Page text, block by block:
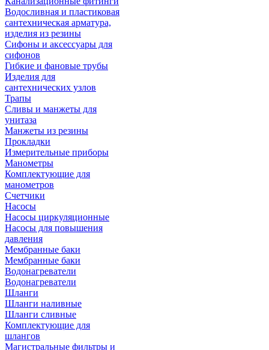
Водосливная и пластиковая
сантехническая арматура,
изделия из резины
Сифоны и аксессуары для
сифонов
Гибкие и фановые трубы
Изделия для
сантехнических узлов
Трапы
Сливы и манжеты для
унитаза
Манжеты из резины
Прокладки
Измерительные приборы
Манометры
Комплектующие для
манометров
Счетчики
Насосы
Насосы циркуляционные
Насосы для повышения
давления
Мембранные баки
Мембранные баки
Водонагреватели
Водонагреватели
Шланги
Шланги наливные
Шланги сливные
Комплектующие для
шлангов
Магистральные фильтры и